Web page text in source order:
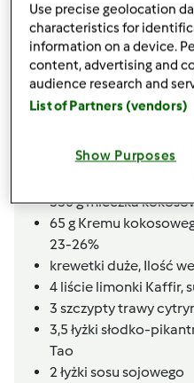
80gmakaronu z fasoli
zwanego sojowym)
80gmałych pieczarek,
12goliwy z oliwek
1łyżeczka bulionu
łyżeczka bulionu
330gmleczka
65 g Kremu
23-26%
krewetki duże, Ilość
4 liście limonki Kaffir,
3 szczyptytrawy
3,5 łyżki słodko-
Tao
2 łyżki sosu sojowego
Use precise geolocation
characteristics for
information on a device.
content, advertising and
audience research and
List of Partners (vendors)
Show Purposes